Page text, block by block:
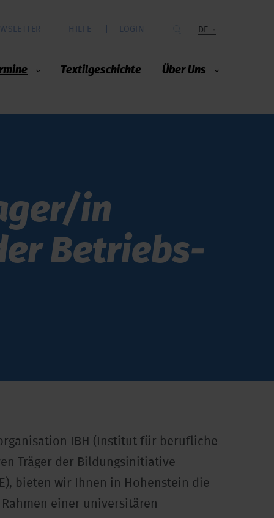
Textilgeschichte Über Uns
HILFE LOGIN DE
in
Be­triebs­
IBH (Institut für berufliche
Träger der Bildungsinitiative
bieten wir Ihnen in Hohenstein die
einer universitären